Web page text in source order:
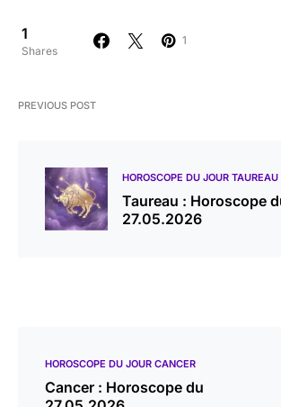
1
Shares
1
PREVIOUS POST
HOROSCOPE DU JOUR TAUREAU
Taureau : Horoscope
27.05.2026
HOROSCOPE DU JOUR CANCER
Cancer : Horoscope du